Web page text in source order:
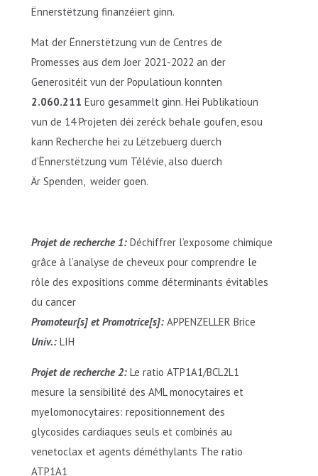
Ënnerstëtzung finanzéiert ginn.
Mat der Ënnerstëtzung vun de Centres de
Promesses aus dem Joer 2021-2022 an der
Generositéit vun der Populatioun konnten
2.060.211 Euro gesammelt ginn. Hei Publikatioun
vun de 14 Projeten déi zeréck behale goufen, esou
kann Recherche hei zu Lëtzebuerg duerch
d’Ënnerstëtzung vum Télévie, also duerch
Är Spenden, weider goen.
Projet de recherche 1:Déchiffrer l’exposome chimique
grâce à l’analyse de cheveux pour comprendre le
rôle des expositions comme déterminants évitables
du cancer
Promoteur[s] et Promotrice[s]: APPENZELLER Brice
Univ.:LIH
Projet de recherche 2:Le ratio ATP1A1/BCL2L1
mesure la sensibilité des AML monocytaires et
myelomonocytaires: repositionnement des
glycosides cardiaques seuls et combinés au
venetoclax et agents déméthylants The ratio
ATP1A1